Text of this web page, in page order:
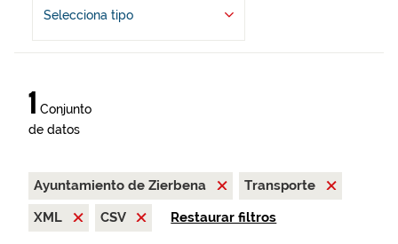
Selecciona tipo
1 Conjunto
de datos
Ayuntamiento de Zierbena
Transporte
XML
CSV Restaurar filtros